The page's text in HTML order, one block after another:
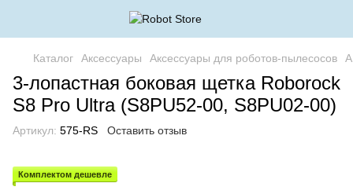
Каталог Аксессуары Аксессуары для роботов-пылесосов
3-лопастная боковая щетка Roborock
S8 Pro Ultra (S8PU52-00, S8PU02-00)
Артикул: 575-RS Оставить отзыв
Комплектом дешевле